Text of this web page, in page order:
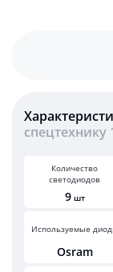
спецтехнику
Количество
светодиодов
9 шт
Используемые
Osram